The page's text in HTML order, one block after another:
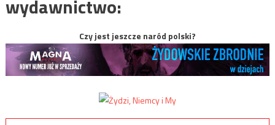
wydawnictwo:
Czy jest jeszcze naród polski?